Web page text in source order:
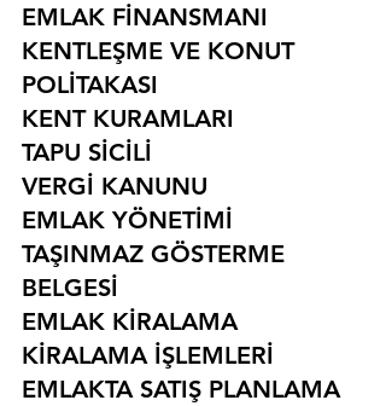
EMLAK FİNANSMANI
KENTLEŞME VE KONUT
POLİTAKASI
KENT KURAMLARI
TAPU SİCİLİ
VERGİ KANUNU
EMLAK YÖNETİMİ
TAŞINMAZ GÖSTERME
BELGESİ
EMLAK KİRALAMA
KİRALAMA İŞLEMLERİ
EMLAKTA SATIŞ PLANLAMA